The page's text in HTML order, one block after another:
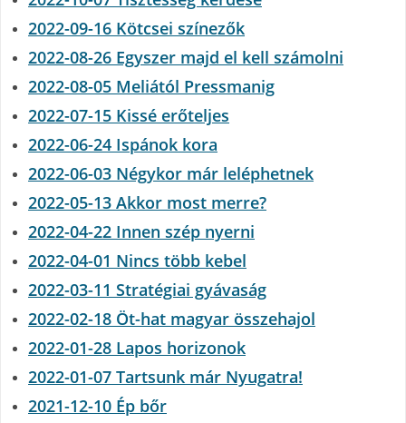
2022-09-16 Kötcsei színezők
2022-08-26 Egyszer majd el kell számolni
2022-08-05 Meliától Pressmanig
2022-07-15 Kissé erőteljes
2022-06-24 Ispánok kora
2022-06-03 Négykor már leléphetnek
2022-05-13 Akkor most merre?
2022-04-22 Innen szép nyerni
2022-04-01 Nincs több kebel
2022-03-11 Stratégiai gyávaság
2022-02-18 Öt-hat magyar összehajol
2022-01-28 Lapos horizonok
2022-01-07 Tartsunk már Nyugatra!
2021-12-10 Ép bőr